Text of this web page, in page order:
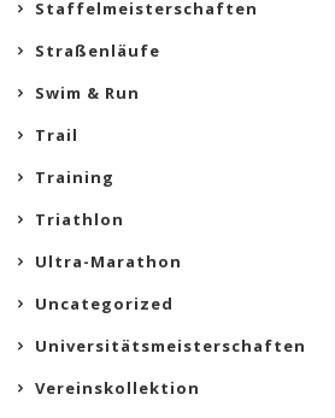
Staffelmeisterschaften
Straßenläufe
Swim & Run
Trail
Training
Triathlon
Ultra-Marathon
Uncategorized
Universitätsmeisterschaften
Vereinskollektion